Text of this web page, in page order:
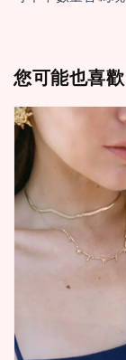
您可能也喜歡